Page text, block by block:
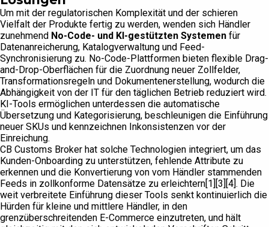
Um mit der regulatorischen Komplexität und der schieren
Vielfalt der Produkte fertig zu werden, wenden sich Händler
zunehmend No-Code- und KI-gestützten Systemen für
Datenanreicherung, Katalogverwaltung und Feed-
Synchronisierung zu. No-Code-Plattformen bieten flexible Drag-
and-Drop-Oberflächen für die Zuordnung neuer Zollfelder,
Transformationsregeln und Dokumentenerstellung, wodurch die
Abhängigkeit von der IT für den täglichen Betrieb reduziert wird.
KI-Tools ermöglichen unterdessen die automatische
Übersetzung und Kategorisierung, beschleunigen die Einführung
neuer SKUs und kennzeichnen Inkonsistenzen vor der
Einreichung.
CB Customs Broker hat solche Technologien integriert, um das
Kunden-Onboarding zu unterstützen, fehlende Attribute zu
erkennen und die Konvertierung von vom Händler stammenden
Feeds in zollkonforme Datensätze zu erleichtern[1][3][4]. Die
weit verbreitete Einführung dieser Tools senkt kontinuierlich die
Hürden für kleine und mittlere Händler, in den
grenzüberschreitenden E-Commerce einzutreten, und hält